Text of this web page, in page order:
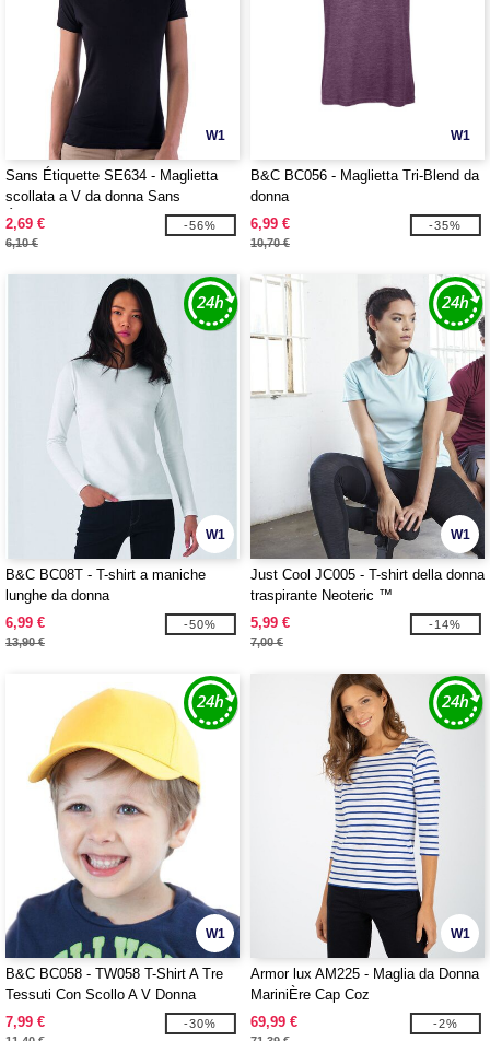
W1
Sans Étiquette SE634 - Maglietta
scollata a V da donna Sans
Étiquette
2,69 €
6,10 €
-56%
W1
B&C BC056 - Maglietta Tri-Blend da
donna
6,99 €
10,70 €
-35%
W1
B&C BC08T - T-shirt a maniche
lunghe da donna
6,99 €
13,90 €
-50%
W1
Just Cool JC005 - T-shirt della donna
traspirante Neoteric ™
5,99 €
7,00 €
-14%
W1
B&C BC058 - TW058 T-Shirt A Tre
Tessuti Con Scollo A V Donna
7,99 €
-30%
W1
Armor lux AM225 - Maglia da Donna
MariniÈre Cap Coz
69,99 €
-2%